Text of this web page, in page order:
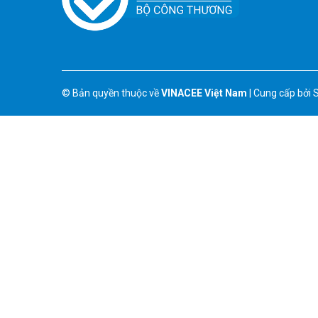
© Bản quyền thuộc vềVINACEE Việt Nam Cung cấp bởi